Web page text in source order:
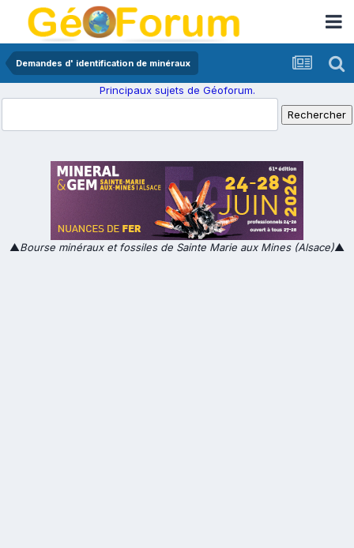
Demandes d' identification de minéraux
Principaux sujets de Géoforum.
▲Bourse minéraux et fossiles de Sainte Marie aux Mines (Alsace)▲